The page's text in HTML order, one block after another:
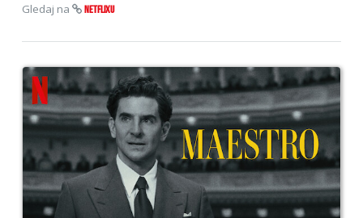
Gledaj na
NETFLIXU